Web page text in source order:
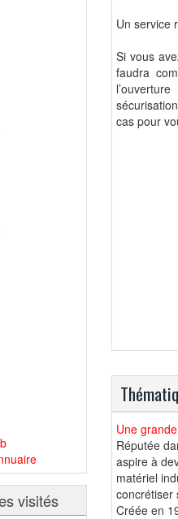
visités
Un service
Si vous
faudra
cas pour
Une
Réputée
aspire à
matériel
concrétiser
Créée en